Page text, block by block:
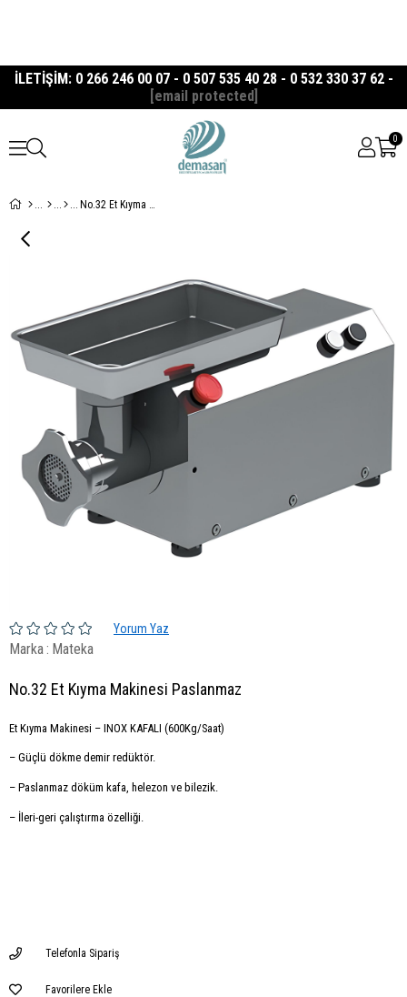
İLETİŞİM: 0 266 246 00 07 - 0 507 535 40 28 - 0 532 330 37 62 -
[email protected]
0
No.32 Et Kıyma Makinesi Paslanmaz
Yorum Yaz
Marka: Mateka
No.32 Et Kıyma Makinesi Paslanmaz
Et Kıyma Makinesi – INOX KAFALI (600Kg/Saat)
– Güçlü dökme demir redüktör.
– Paslanmaz döküm kafa, helezon ve bilezik.
– İleri-geri çalıştırma özelliği.
Telefonla Sipariş
Favorilere Ekle